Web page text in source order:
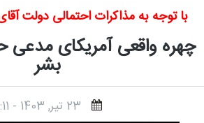
با توجه به مذاکرات احتمالی دولت
چهره واقعی آمریکای مدعی
بشر
23 تير, 1403 - 17:11